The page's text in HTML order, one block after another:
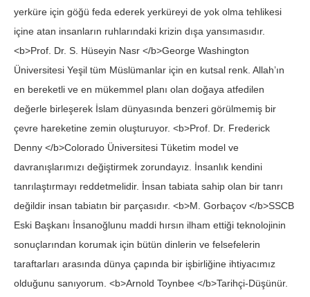
yerküre için göğü feda ederek yerküreyi de yok olma tehlikesi
içine atan insanların ruhlarındaki krizin dışa yansımasıdır.
<b>Prof. Dr. S. Hüseyin Nasr </b>George Washington
Üniversitesi Yeşil tüm Müslümanlar için en kutsal renk. Allah’ın
en bereketli ve en mükemmel planı olan doğaya atfedilen
değerle birleşerek İslam dünyasında benzeri görülmemiş bir
çevre hareketine zemin oluşturuyor. <b>Prof. Dr. Frederick
Denny </b>Colorado Üniversitesi Tüketim model ve
davranışlarımızı değiştirmek zorundayız. İnsanlık kendini
tanrılaştırmayı reddetmelidir. İnsan tabiata sahip olan bir tanrı
değildir insan tabiatın bir parçasıdır. <b>M. Gorbaçov </b>SSCB
Eski Başkanı İnsanoğlunu maddi hırsın ilham ettiği teknolojinin
sonuçlarından korumak için bütün dinlerin ve felsefelerin
taraftarları arasında dünya çapında bir işbirliğine ihtiyacımız
olduğunu sanıyorum. <b>Arnold Toynbee </b>Tarihçi-Düşünür.